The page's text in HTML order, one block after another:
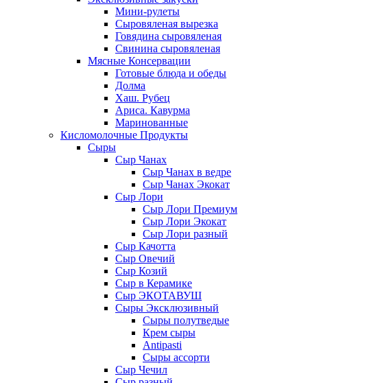
Мини-рулеты
Сыровяленая вырезка
Говядина сыровяленая
Свинина сыровяленая
Мясные Консервации
Готовые блюда и обеды
Долма
Хаш. Рубец
Ариса. Кавурма
Маринованные
Кисломолочные Продукты
Сыры
Сыр Чанах
Сыр Чанах в ведре
Сыр Чанах Экокат
Сыр Лори
Сыр Лори Премиум
Сыр Лори Экокат
Сыр Лори разный
Сыр Качотта
Сыр Овечий
Сыр Козий
Сыр в Керамике
Сыр ЭКОТАВУШ
Сыры Эксклюзивный
Сыры полутведые
Крем сыры
Antipasti
Сыры ассорти
Сыр Чечил